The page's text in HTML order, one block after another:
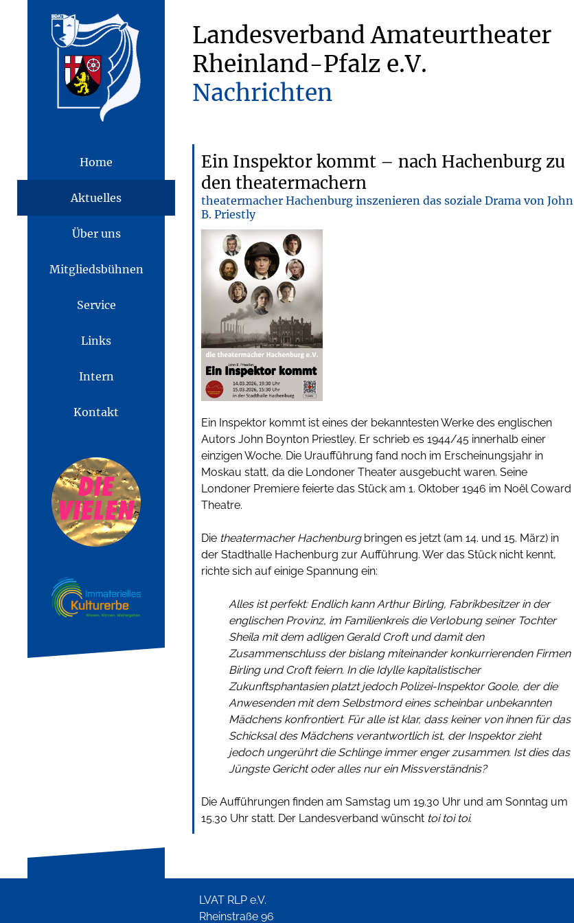
Home
Aktuelles
Über uns
Mitgliedsbühnen
Service
Links
Intern
Kontakt
Landesverband Amateurtheater
Rheinland-Pfalz e.V.
Nachrichten
Ein Inspektor kommt – nach Hachenburg zu
den theatermachern
theatermacher Hachenburg inszenieren das soziale Drama von John
B. Priestly
Ein Inspektor kommt ist eines der bekanntesten Werke des englischen
Autors John Boynton Priestley. Er schrieb es 1944/45 innerhalb einer
einzigen Woche. Die Uraufführung fand noch im Erscheinungsjahr in
Moskau statt, da die Londoner Theater ausgebucht waren. Seine
Londoner Premiere feierte das Stück am 1. Oktober 1946 im Noël Coward
Theatre.
Die theatermacher Hachenburgbringen es jetzt (am 14. und 15. März) in
der Stadthalle Hachenburg zur Aufführung. Wer das Stück nicht kennt,
richte sich auf einige Spannung ein:
Alles ist perfekt: Endlich kann Arthur Birling, Fabrikbesitzer in der
englischen Provinz, im Familienkreis die Verlobung seiner Tochter
Sheila mit dem adligen Gerald Croft und damit den
Zusammenschluss der bislang miteinander konkurrierenden Firmen
Birling und Croft feiern. In die Idylle kapitalistischer
Zukunftsphantasien platzt jedoch Polizei-Inspektor Goole, der die
Anwesenden mit dem Selbstmord eines scheinbar unbekannten
Mädchens konfrontiert. Für alle ist klar, dass keiner von ihnen für das
Schicksal des Mädchens verantwortlich ist, der Inspektor zieht
jedoch ungerührt die Schlinge immer enger zusammen. Ist dies das
Jüngste Gericht oder alles nur ein Missverständnis?
Die Aufführungen finden am Samstag um 19.30 Uhr und am Sonntag um
15.30 Uhr statt. Der Landesverband wünscht toi toi toi.
LVAT RLP e.V.
Rheinstraße 96